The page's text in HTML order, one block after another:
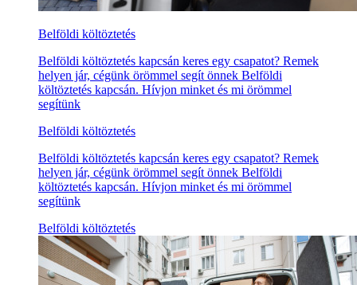
Belföldi költöztetés
Belföldi költöztetés kapcsán keres egy csapatot? Remek
helyen jár, cégünk örömmel segít önnek Belföldi
költöztetés kapcsán. Hívjon minket és mi örömmel
segítünk
Belföldi költöztetés
Belföldi költöztetés kapcsán keres egy csapatot? Remek
helyen jár, cégünk örömmel segít önnek Belföldi
költöztetés kapcsán. Hívjon minket és mi örömmel
segítünk
Belföldi költöztetés